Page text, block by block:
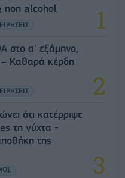
non alcohol
στο α' εξάμηνο,
– Καθαρά κέρδη
ότι κατέρριψε
τη νύχτα -
της